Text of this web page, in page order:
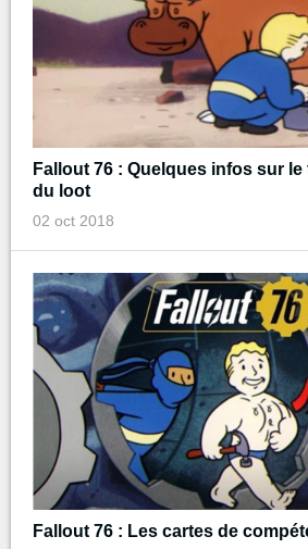
Fallout 76 : Quelques infos sur
du loot
02 oct 2018
Fallout 76 : Les cartes de